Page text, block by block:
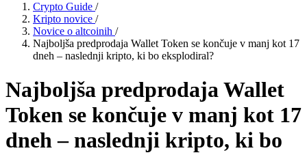
Crypto Guide /
Kripto novice /
Novice o altcoinih /
Najboljša predprodaja Wallet Token se končuje v manj kot 17
dneh – naslednji kripto, ki bo eksplodiral?
Najboljša predprodaja Wallet
Token se končuje v manj kot 17
dneh – naslednji kripto, ki bo